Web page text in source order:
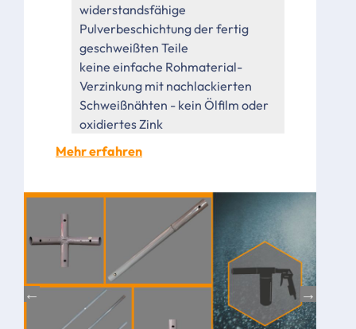
widerstandsfähige
Pulverbeschichtung der fertig
geschweißten Teile
keine einfache Rohmaterial-
Verzinkung mit nachlackierten
Schweißnähten - kein Ölfilm oder
oxidiertes Zink
Mehr erfahren